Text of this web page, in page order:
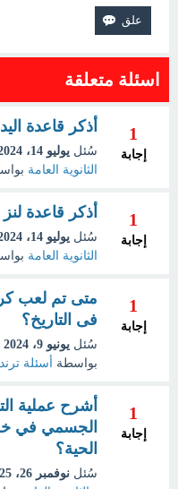
اسئلة متعلقة
1
إجابة
أذكر قاعدة
سُئل يوليو 14، 2024
الثانوية العامة
1
إجابة
أذكر قاعدة لنز Lenz's Rule؟
سُئل يوليو 14، 2024
الثانوية العامة
1
إجابة
متى تم لعب
فى التاريخ؟
سُئل يونيو 9، 2024
بواسطة
أسئلة ترند
1
إجابة
أشرح عملية
الجسمي في
الحية؟
سُئل نوفمبر 26، 2025